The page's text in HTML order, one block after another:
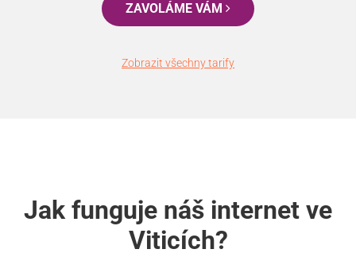
ZAVOLÁME VÁM
Zobrazit všechny tarify
Jak funguje náš internet ve
Viticích?